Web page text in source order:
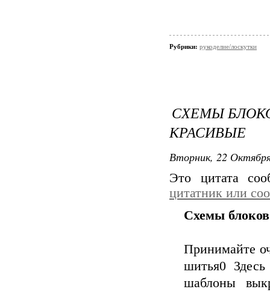
Рубрики: рукоделие/лоскутки
СХЕМЫ
КРАСИВЫЕ
Вторник, 22
Это цитата
цитатник или
Схемы
Принимайте
шитья0
шаблоны